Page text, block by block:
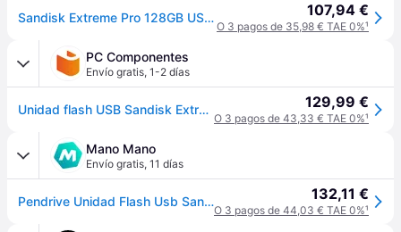
Sandisk Extreme Pro 128GB USB 3.1 Negro 107,94 €
O 3 pagos de 35,98 € TAE 0%¹
PC Componentes
Envío gratis, 1-2 días
Unidad flash USB Sandisk Extreme Pro SDCZ880 128 GB USB 3.2 Gen 1 420 MB/s 129,99 €
O 3 pagos de 43,33 € TAE 0%¹
Mano Mano
Envío gratis, 11 días
Pendrive Unidad Flash Usb Sandisk Extreme Pro Sdcz880 128 Gb Usb 3.2 Gen 1 420 Mb/s 132,11 €
O 3 pagos de 44,03 € TAE 0%¹